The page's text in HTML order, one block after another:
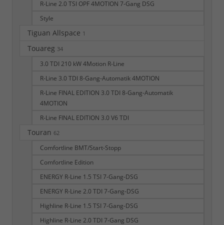
R-Line 2.0 TSI OPF 4MOTION 7-Gang DSG
Style
Tiguan Allspace 1
Touareg 34
3.0 TDI 210 kW 4Motion R-Line
R-Line 3.0 TDI 8-Gang-Automatik 4MOTION
R-Line FINAL EDITION 3.0 TDI 8-Gang-Automatik
4MOTION
R-Line FINAL EDITION 3.0 V6 TDI
Touran 62
Comfortline BMT/Start-Stopp
Comfortline Edition
ENERGY R-Line 1.5 TSI 7-Gang-DSG
ENERGY R-Line 2.0 TDI 7-Gang-DSG
Highline R-Line 1.5 TSI 7-Gang-DSG
Highline R-Line 2.0 TDI 7-Gang DSG